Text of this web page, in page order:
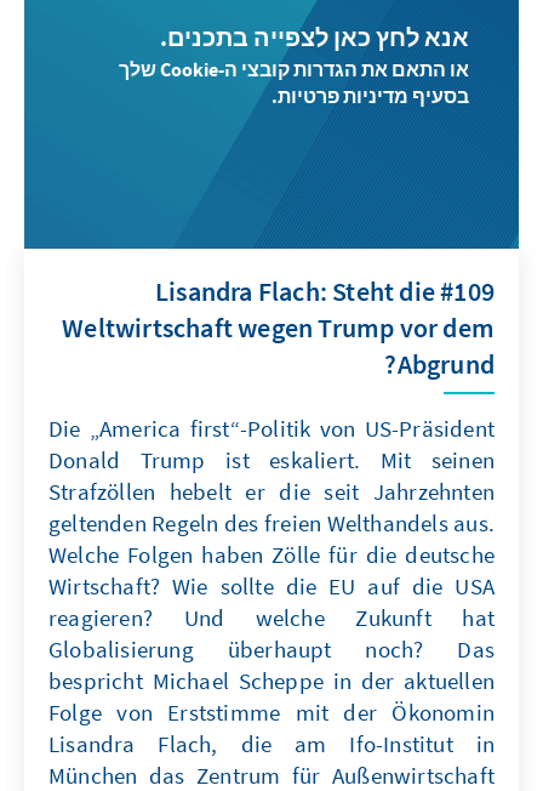
אנא לחץ כאן לצפייה בתכנים.
או התאם את הגדרות קובצי ה-Cookie שלך
בסעיף מדיניות פרטיות.
#109 Lisandra Flach: Steht die
Weltwirtschaft wegen Trump vor dem
Abgrund?
Die „America first“-Politik von US-Präsident
Donald Trump ist eskaliert. Mit seinen
Strafzöllen hebelt er die seit Jahrzehnten
geltenden Regeln des freien Welthandels aus.
Welche Folgen haben Zölle für die deutsche
Wirtschaft? Wie sollte die EU auf die USA
reagieren? Und welche Zukunft hat
Globalisierung überhaupt noch? Das
bespricht Michael Scheppe in der aktuellen
Folge von Erststimme mit der Ökonomin
Lisandra Flach, die am Ifo-Institut in
München das Zentrum für Außenwirtschaft